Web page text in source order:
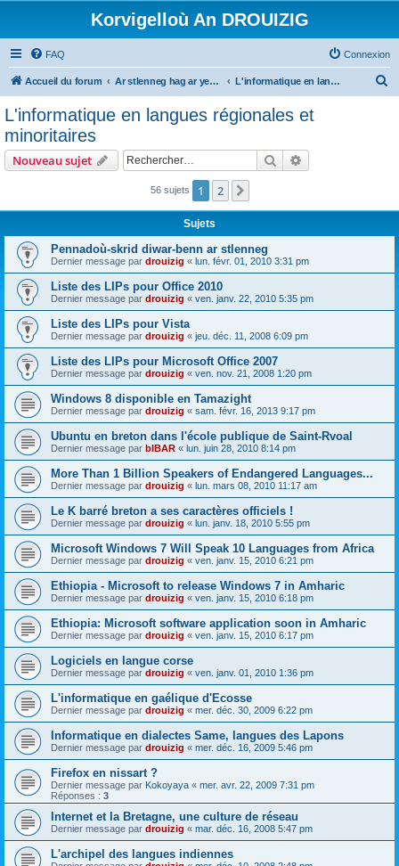
Korvigelloù An DROUIZIG
FAQ Connexion
Accueil du forum Ar stlenneg hag ar yezhoù bihan er bed a-bezh L'informatique en langues régionales et minoritaires
c
r
L'informatique en langues régionales et
minoritaires
Nouveau sujet Rechercher
56 sujets 1 2
Sujets
Pennadoù-skrid diwar-benn ar stlenneg
Dernier message par drouizig « lun. févr. 01, 2010 3:31 pm
Liste des LIPs pour Office 2010
Dernier message par drouizig « ven. janv. 22, 2010 5:35 pm
Liste des LIPs pour Vista
Dernier message par drouizig « jeu. déc. 11, 2008 6:09 pm
Liste des LIPs pour Microsoft Office 2007
Dernier message par drouizig « ven. nov. 21, 2008 1:20 pm
Windows 8 disponible en Tamazight
Dernier message par drouizig « sam. févr. 16, 2013 9:17 pm
Ubuntu en breton dans l'école publique de Saint-Rvoal
Dernier message par bIBAR « lun. juin 28, 2010 8:14 pm
More Than 1 Billion Speakers of Endangered Languages...
Dernier message par drouizig « lun. mars 08, 2010 11:17 am
Le K barré breton a ses caractères officiels !
Dernier message par drouizig « lun. janv. 18, 2010 5:55 pm
Microsoft Windows 7 Will Speak 10 Languages from Africa
Dernier message par drouizig « ven. janv. 15, 2010 6:21 pm
Ethiopia - Microsoft to release Windows 7 in Amharic
Dernier message par drouizig « ven. janv. 15, 2010 6:18 pm
Ethiopia: Microsoft software application soon in Amharic
Dernier message par drouizig « ven. janv. 15, 2010 6:17 pm
Logiciels en langue corse
Dernier message par drouizig « ven. janv. 01, 2010 1:36 pm
L'informatique en gaélique d'Ecosse
Dernier message par drouizig « mer. déc. 30, 2009 6:22 pm
Informatique en dialectes Same, langues des Lapons
Dernier message par drouizig « mer. déc. 16, 2009 5:46 pm
Firefox en nissart ?
Dernier message par Kokoyaya « mer. avr. 22, 2009 7:31 pm
Réponses : 3
Internet et la Bretagne, une culture de réseau
Dernier message par drouizig « mar. déc. 16, 2008 5:47 pm
L'archipel des langues indiennes